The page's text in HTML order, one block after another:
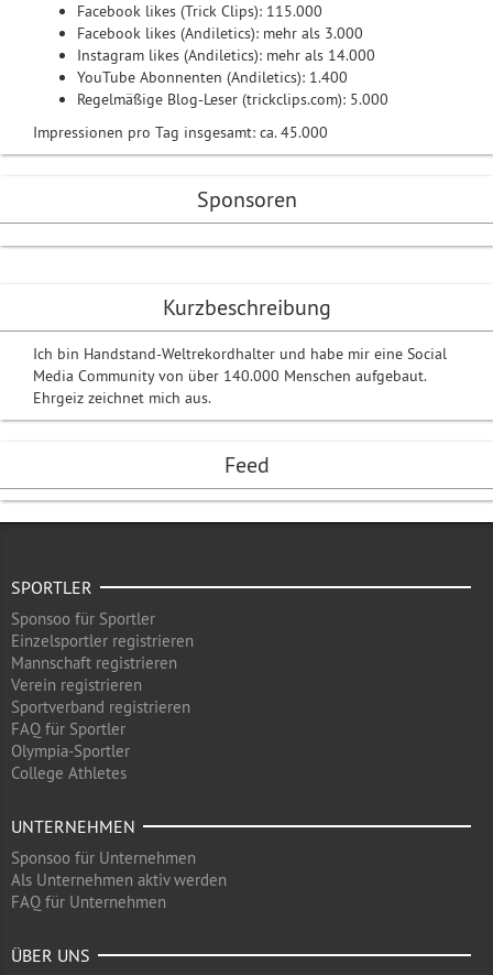
Kurzbeschreibung
Ich bin Handstand-Weltrekordhalter und habe mir eine Social
Media Community von über 140.000 Menschen aufgebaut.
Ehrgeiz zeichnet mich aus.
Feed
Facebook likes (Trick Clips): 115.000
Facebook likes (Andiletics): mehr als 3.000
Instagram likes (Andiletics): mehr als 14.000
YouTube Abonnenten (Andiletics): 1.400
Regelmäßige Blog-Leser (trickclips.com): 5.000
Impressionen pro Tag insgesamt: ca. 45.000
Sponsoren
SPORTLER
Sponsoo für Sportler
Einzelsportler registrieren
Mannschaft registrieren
Verein registrieren
Sportverband registrieren
FAQ für Sportler
Olympia-Sportler
College Athletes
UNTERNEHMEN
Sponsoo für Unternehmen
Als Unternehmen aktiv werden
FAQ für Unternehmen
ÜBER UNS